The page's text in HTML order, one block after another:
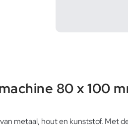
80 x 100
metaal, hout en kunststof. Met